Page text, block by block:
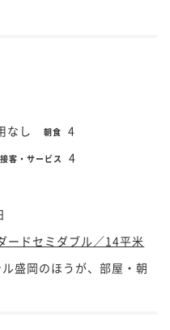
なし 朝食 4
接客・サービス 4
ードセミダブル／14平米
盛岡のほうが、部屋・朝